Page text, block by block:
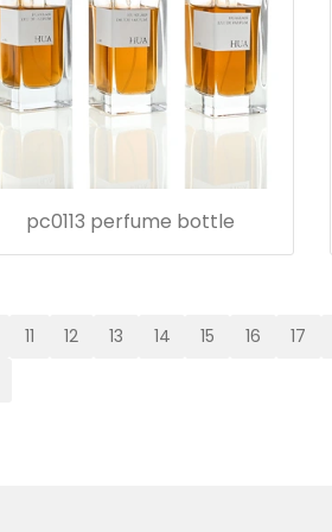
pc0113 perfume bottle
11 12 13 14 15 16 17